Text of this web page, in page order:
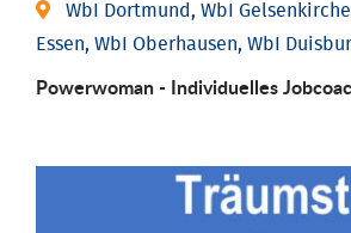
WbI Dortmund, WbI
Essen, WbI Oberhausen, WbI
Powerwoman - Individu­elles